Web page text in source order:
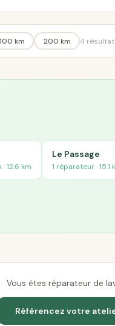
100 km 200 km 4
12.6 km
Le Passage
1 réparateur · 15.1
Vous êtes réparateur de
Référencez votre